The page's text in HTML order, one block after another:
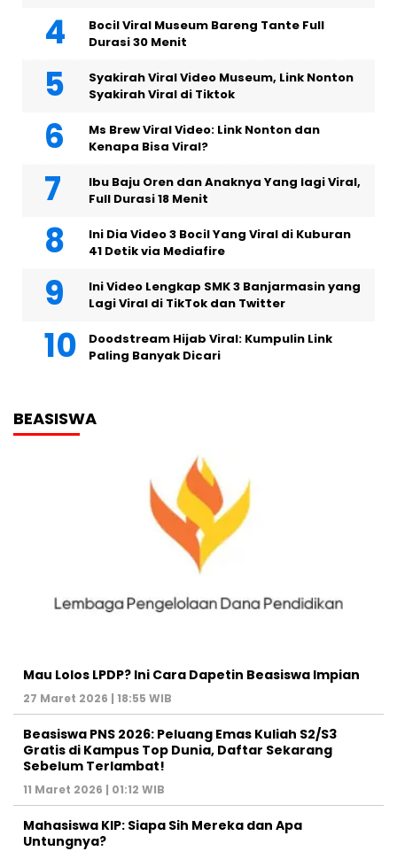
Bocil Viral Museum Bareng Tante Full
Durasi 30 Menit
Syakirah Viral Video Museum, Link Nonton
Syakirah Viral di Tiktok
Ms Brew Viral Video: Link Nonton dan
Kenapa Bisa Viral?
Ibu Baju Oren dan Anaknya Yang lagi Viral,
Full Durasi 18 Menit
Ini Dia Video 3 Bocil Yang Viral di Kuburan
41 Detik via Mediafire
Ini Video Lengkap SMK 3 Banjarmasin yang
Lagi Viral di TikTok dan Twitter
Doodstream Hijab Viral: Kumpulin Link
Paling Banyak Dicari
BEASISWA
Mau Lolos LPDP? Ini Cara Dapetin Beasiswa Impian
27 Maret 2026 | 18:55 WIB
Beasiswa PNS 2026: Peluang Emas Kuliah S2/S3
Gratis di Kampus Top Dunia, Daftar Sekarang
Sebelum Terlambat!
11 Maret 2026 | 01:12 WIB
Mahasiswa KIP: Siapa Sih Mereka dan Apa
Untungnya?